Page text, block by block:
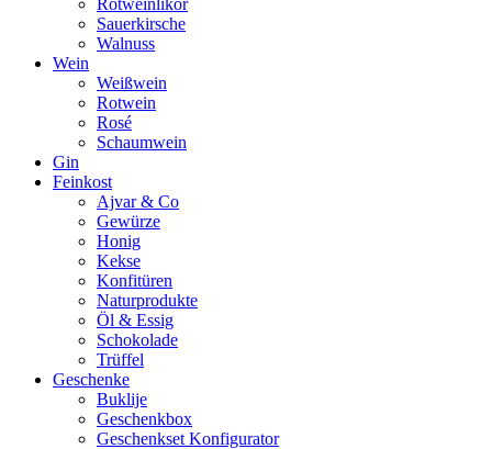
Sauerkirsche
Walnuss
Wein
Weißwein
Rotwein
Rosé
Schaumwein
Gin
Feinkost
Ajvar & Co
Gewürze
Honig
Kekse
Konfitüren
Naturprodukte
Öl & Essig
Schokolade
Trüffel
Geschenke
Buklije
Geschenkbox
Geschenkset Konfigurator